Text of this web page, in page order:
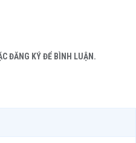
ĐĂNG KÝ ĐỂ BÌNH LUẬN.